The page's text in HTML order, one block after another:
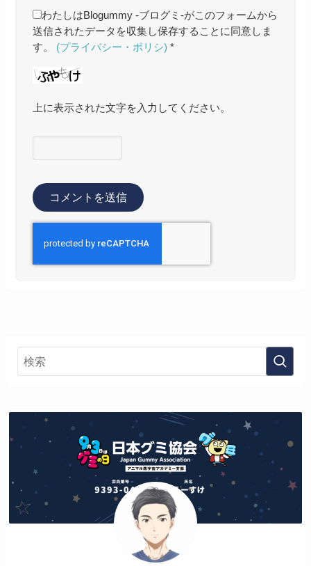
わたしはBlogummy -ブログミ-がこのフォームから
送信されたデータを収集し保存することに同意しま
す。 (プライバシー・ポリシ) *
上に表示された文字を入力してください。